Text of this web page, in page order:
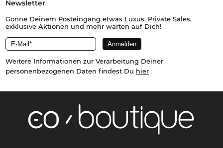
Newsletter
Gönne Deinem Posteingang etwas Luxus. Private Sales,
exklusive Aktionen und mehr warten auf Dich!
Weitere Informationen zur Verarbeitung Deiner
personenbezogenen Daten findest Du hier